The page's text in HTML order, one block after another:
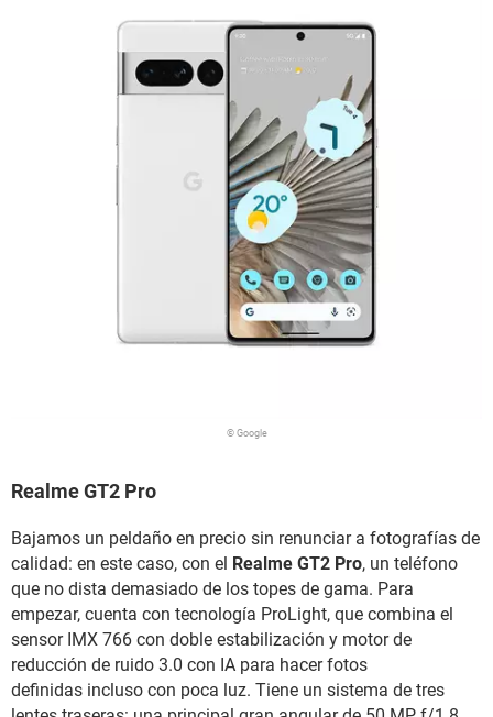
© Google
Realme GT2 Pro
Bajamos un peldaño en precio sin renunciar a fotografías de
calidad: en este caso, con el Realme GT2 Pro, un teléfono
que no dista demasiado de los topes de gama. Para
empezar, cuenta con tecnología ProLight, que combina el
sensor IMX 766 con doble estabilización y motor de
reducción de ruido 3.0 con IA para hacer fotos
definidas incluso con poca luz. Tiene un sistema de tres